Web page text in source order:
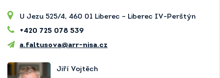
U Jezu 525/4, 460 01 Liberec – Liberec IV-Perštýn
+420 725 078 539
a.faltusova@arr-nisa.cz
Jiří Vojtěch